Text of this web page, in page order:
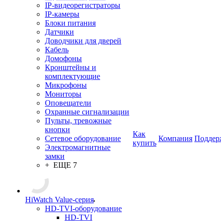
IP-видеорегистраторы
IP-камеры
Блоки питания
Датчики
Доводчики для дверей
Кабель
Домофоны
Кронштейны и
комплектующие
Микрофоны
Мониторы
Оповещатели
Охранные сигнализации
Пульты, тревожные
кнопки
Сетевое оборудование
Электромагнитные
замки
+ ЕЩЕ 7
HiWatch Value-серия
HD-TVI-оборудование
HD-TVI
Как
купить
Компания